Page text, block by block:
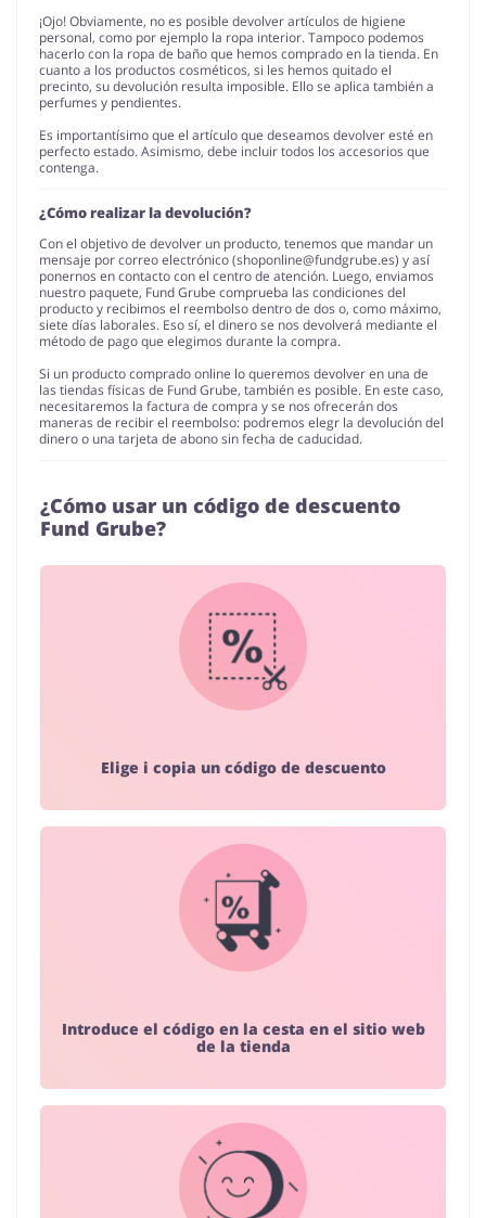
¡Ojo! Obviamente, no es posible devolver artículos de higiene
personal, como por ejemplo la ropa interior. Tampoco podemos
hacerlo con la ropa de baño que hemos comprado en la tienda. En
cuanto a los productos cosméticos, si les hemos quitado el
precinto, su devolución resulta imposible. Ello se aplica también a
perfumes y pendientes.
Es importantísimo que el artículo que deseamos devolver esté en
perfecto estado. Asimismo, debe incluir todos los accesorios que
contenga.
¿Cómo realizar la devolución?
Con el objetivo de devolver un producto, tenemos que mandar un
mensaje por correo electrónico (shoponline@fundgrube.es) y así
ponernos en contacto con el centro de atención. Luego, enviamos
nuestro paquete, Fund Grube comprueba las condiciones del
producto y recibimos el reembolso dentro de dos o, como máximo,
siete días laborales. Eso sí, el dinero se nos devolverá mediante el
método de pago que elegimos durante la compra.
Si un producto comprado online lo queremos devolver en una de
las tiendas físicas de Fund Grube, también es posible. En este caso,
necesitaremos la factura de compra y se nos ofrecerán dos
maneras de recibir el reembolso: podremos elegr la devolución del
dinero o una tarjeta de abono sin fecha de caducidad.
¿Cómo usar un código de descuento
Fund Grube?
Elige i copia un código de descuento
Introduce el código en la cesta en el sitio web
de la tienda